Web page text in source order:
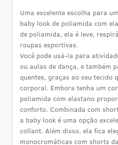
Uma excelente escolha para
baby look de poliamida com
de poliamida, ela é leve,
roupas esportivas.
Você pode usá-la para
ou aulas de dança, e também
quentes, graças ao seu tecido
corporal. Embora tenha um
poliamida com elastano
conforto. Combinada com
a baby look é uma opção
collant. Além disso, ela fica
monocromáticas com shorts